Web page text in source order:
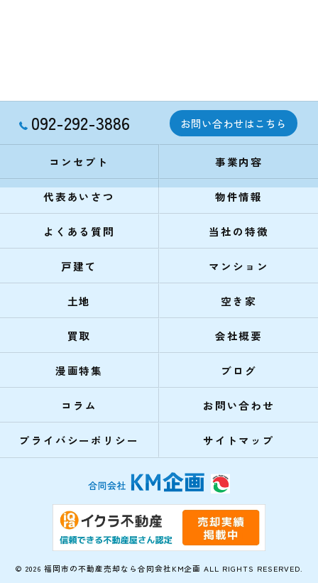
092-292-3886 お問い合わせはこちら
コンセプト 事業内容
代表あいさつ 物件情報
よくある質問 当社の特徴
戸建て マンション
土地 空き家
買取 会社概要
漫画特集 ブログ
コラム お問い合わせ
プライバシーポリシー サイトマップ
© 2026 福岡市の不動産売却なら合同会社KM企画 ALL RIGHTS RESERVED.